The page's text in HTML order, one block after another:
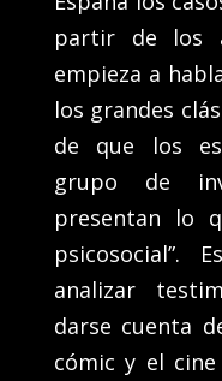
partir de los
empieza a
los grandes
de que los
grupo de
presentan lo
psicosocial”.
analizar
darse cuenta
cómic y el